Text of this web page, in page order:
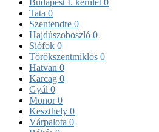
Tata 0
Szentendre 0
Hajdúszoboszló 0
Siófok 0
Törökszentmiklós 0
Hatvan 0
Karcag 0
Gyál 0
Monor0
Keszthely 0
Várpalota 0